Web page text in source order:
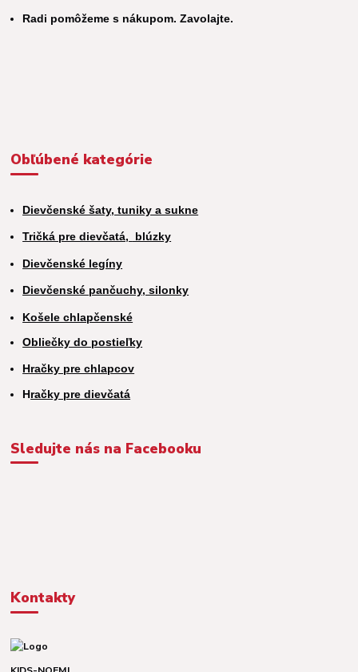
Radi pomôžeme s nákupom. Zavolajte.
Obľúbené kategórie
Dievčenské šaty, tuniky a sukne
Tričká pre dievčatá, blúzky
Dievčenské legíny
Dievčenské pančuchy, silonky
Košele chlapčenské
Obliečky do postieľky
Hračky pre chlapcov
Hračky pre dievčatá
Sledujte nás na Facebooku
Kontakty